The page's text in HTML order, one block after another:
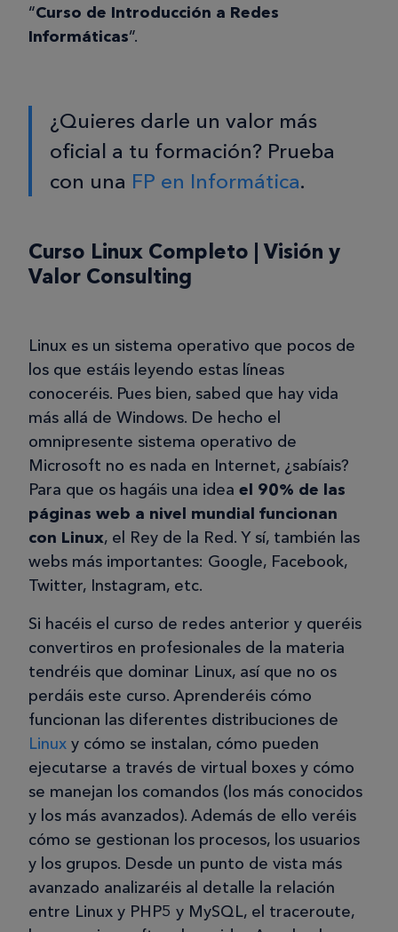
“Curso de Introducción a Redes
Informáticas”.
¿Quieres darle un valor más
oficial a tu formación? Prueba
con una FP en Informática.
Curso Linux Completo | Visión y
Valor Consulting
Linux es un sistema operativo que pocos de
los que estáis leyendo estas líneas
conoceréis. Pues bien, sabed que hay vida
más allá de Windows. De hecho el
omnipresente sistema operativo de
Microsoft no es nada en Internet, ¿sabíais?
Para que os hagáis una idea el 90% de las
páginas web a nivel mundial funcionan
con Linux, el Rey de la Red. Y sí, también las
webs más importantes: Google, Facebook,
Twitter, Instagram, etc.
Si hacéis el curso de redes anterior y queréis
convertiros en profesionales de la materia
tendréis que dominar Linux, así que no os
perdáis este curso. Aprenderéis cómo
funcionan las diferentes distribuciones de
Linux y cómo se instalan, cómo pueden
ejecutarse a través de virtual boxes y cómo
se manejan los comandos (los más conocidos
y los más avanzados). Además de ello veréis
cómo se gestionan los procesos, los usuarios
y los grupos. Desde un punto de vista más
avanzado analizaréis al detalle la relación
entre Linux y PHP5 y MySQL, el traceroute,